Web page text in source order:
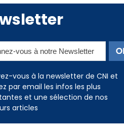
vous à la newsletter de CNI et
par email les infos les plus
et une sélection de nos
articles